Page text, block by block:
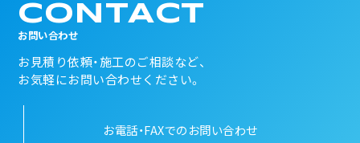
CONTACT
お問い合わせ
お見積り依頼・施工のご相談など、
お気軽にお問い合わせください。
お電話・FAXでのお問い合わせ